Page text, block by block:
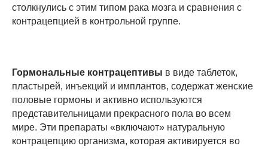
столкнулись с этим типом рака мозга и сравнения с
контрацепцией в контрольной группе.
Гормональные контрацептивы в виде таблеток,
пластырей, инъекций и имплантов, содержат женские
половые гормоны и активно используются
представительницами прекрасного пола во всем
мире. Эти препараты «включают» натуральную
контрацепцию организма, которая активируется во